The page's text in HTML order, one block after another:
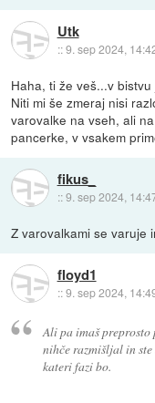
Utk
::9. sep 2024,
Haha, ti že veš...v
Niti mi še zmeraj nisi
varovalke na vseh, ali
pancerke, v vsakem
fikus_
::9. sep 2024,
Z varovalkami se varuje
floyd1
::9. sep 2024,
Ali pa imaš preprosto
nihče razmišljal in
kateri fazi bo.